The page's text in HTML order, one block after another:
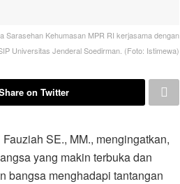
Sarasehan Kehumasan MPR RI kerjasama dengan
Universitas Jenderal Soedirman. (Foto: Istimewa)
on Twitter
SE., MM., mengingatkan,
yang makin terbuka dan
bangsa menghadapi tantangan